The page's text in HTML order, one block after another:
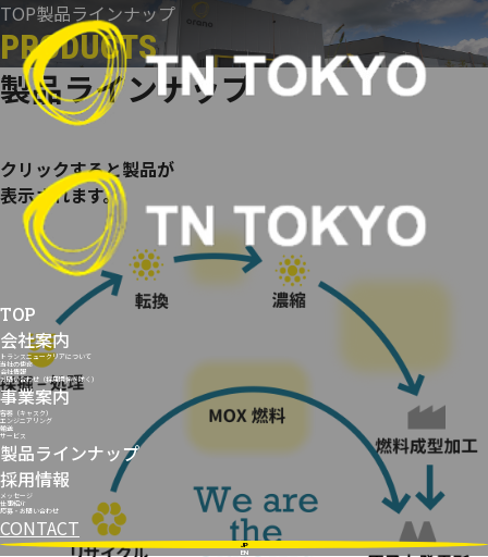
コ
ン
テ
ン
ス
キ
TOP
会社案内
トランスニュークリアについて
当社の使命
会社情報
お問い合わせ（採用関係を除く）
事業案内
容器（キャスク）
エンジニアリング
輸送
サービス
製品ラインナップ
採用情報
メッセージ
仕事紹介
応募・お問い合わせ
CONTACT
JP
EN
TOP製品ラインナップ
PRODUCTS
製品ラインナップ
クリックすると製品が
表示されます。